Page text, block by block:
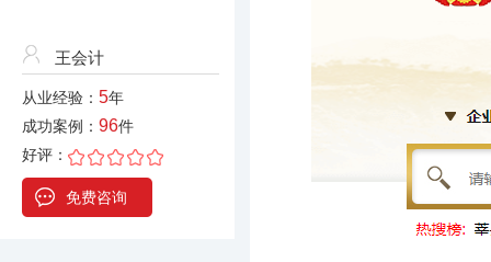
王会计
从业经验： 5年
成功案例： 96件
好评：
免费咨询